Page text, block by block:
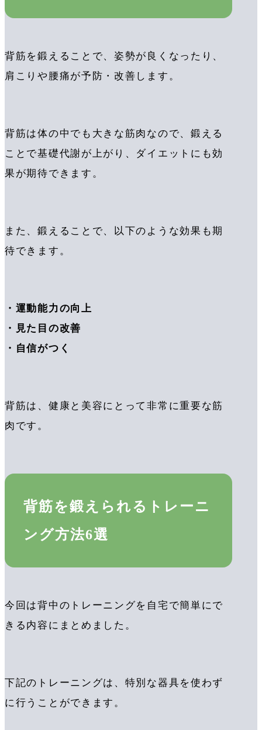
背筋を鍛えることで、姿勢が良くなったり、
肩こりや腰痛が予防・改善します。
背筋は体の中でも大きな筋肉なので、鍛える
ことで基礎代謝が上がり、ダイエットにも効
果が期待できます。
また、鍛えることで、以下のような効果も期
待できます。
・運動能力の向上
・見た目の改善
・自信がつく
背筋は、健康と美容にとって非常に重要な筋
肉です。
背筋を鍛えられるトレーニ
ング方法6選
今回は背中のトレーニングを自宅で簡単にで
きる内容にまとめました。
下記のトレーニングは、特別な器具を使わず
に行うことができます。